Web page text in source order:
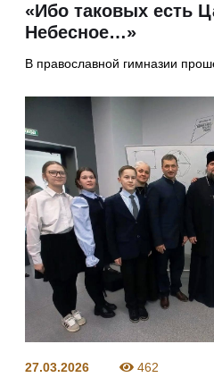
«Ибо таковых есть
Небесное…»
В православной гимназии
27.03.2026 462